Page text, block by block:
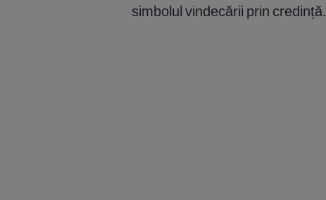
simbolul vindecării prin credință.